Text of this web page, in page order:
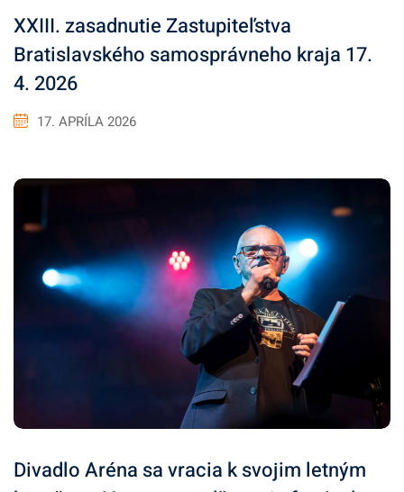
XXIII. zasadnutie Zastupiteľstva
Bratislavského samosprávneho kraja 17.
4. 2026
17. APRÍLA 2026
Divadlo Aréna sa vracia k svojim letným